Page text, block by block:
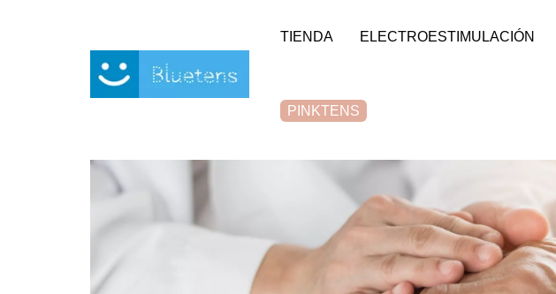
TIENDA ELECTROESTIMULACIÓN
PINKTENS
L'électrothérapie en cas d’arthrose : un traitement